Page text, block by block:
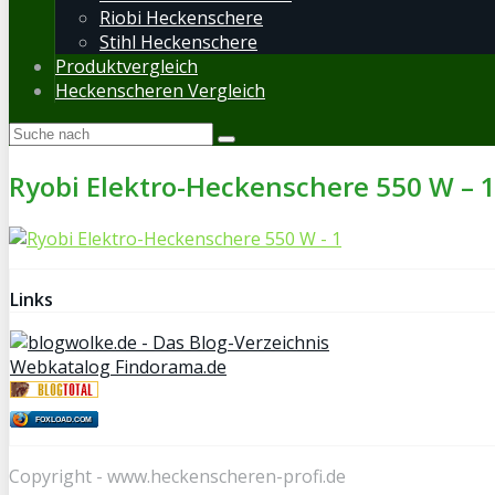
Riobi Heckenschere
Stihl Heckenschere
Produktvergleich
Heckenscheren Vergleich
Ryobi Elektro-Heckenschere 550 W – 1
Links
Webkatalog Findorama.de
FOXLOAD.COM
Copyright - www.heckenscheren-profi.de